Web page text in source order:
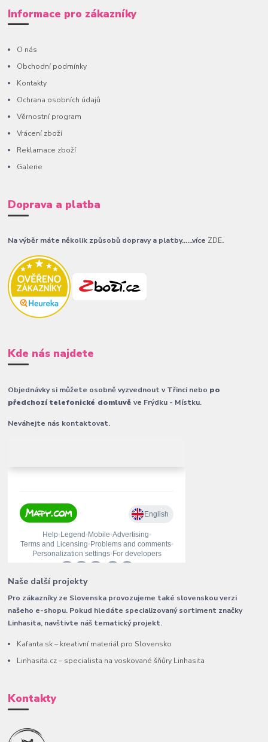
Informace pro zákazníky
O nás
Obchodní podmínky
Kontakty
Ochrana osobních údajů
Věrnostní program
Vrácení zboží
Reklamace zboží
Galerie
Doprava a platba
Na výběr máte několik způsobů dopravy a platby......více ZDE.
Kde nás najdete
Objednávky si můžete osobně vyzvednout v Třinci nebo po
předchozí telefonické domluvěve Frýdku - Místku.
Neváhejte nás kontaktovat.
Naše další projekty
Pro zákazníky ze Slovenska provozujeme také slovenskou verzi
našeho e-shopu. Pokud hledáte specializovaný sortiment značky
Linhasita, navštivte náš tematický projekt.
Kafanta.sk – kreativní materiál pro Slovensko
Linhasita.cz – specialista na voskované šňůry Linhasita
Kontakty